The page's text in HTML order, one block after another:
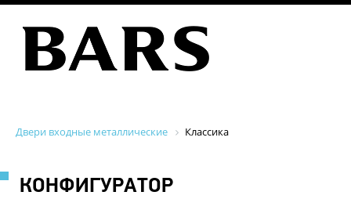
Двери входные металлические Классика
КОНФИГУРАТОР